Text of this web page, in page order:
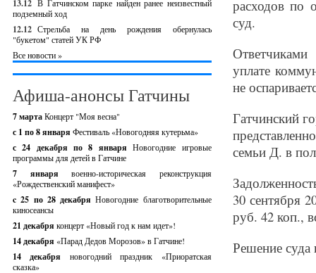
13.12 В Гатчинском парке найден ранее неизвестный
подземный ход
12.12 Стрельба на день рождения обернулась
"букетом" статей УК РФ
Все новости »
Афиша-анонсы Гатчины
7 мартаКонцерт "Моя весна"
с 1 по 8 января Фестиваль «Новогодняя кутерьма»
с 24 декабря по 8 январяНовогодние игровые
программы для детей в Гатчине
7 январявоенно-историческая реконструкция
«Рождественский манифест»
c 25 по 28 декабряНовогодние благотворительные
киносеансы
21 декабря концерт «Новый год к нам идет»!
14 декабря «Парад Дедов Морозов» в Гатчине!
14 декабря новогодний праздник «Приоратская
сказка»
расходов по
суд.
Ответчиками
уплате
не
Гатчинский
семьи Д. в
30 сентября
руб. 42 коп.,
Решение суда